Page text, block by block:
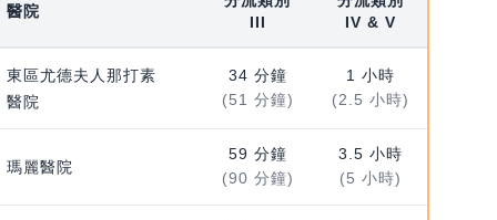
醫院
III
IV & V
東區尤德夫人那打素
醫院
34 分鐘
(51 分鐘)
1 小時
(2.5 小時)
瑪麗醫院
59 分鐘
(90 分鐘)
3.5 小時
(5 小時)